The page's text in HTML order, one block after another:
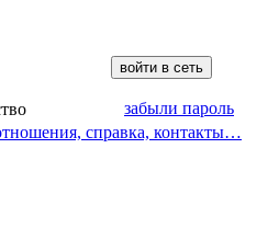
забыли пароль
справка, контакты…